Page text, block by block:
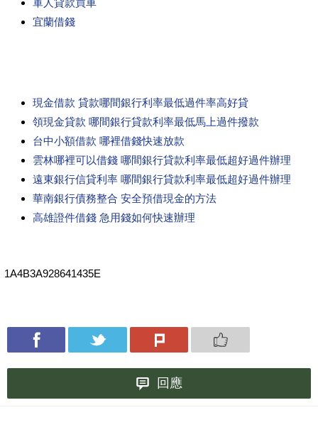
軍人貸款買車
宜蘭借錢
現金借款 貸款哪間銀行利率最低過件率高好貸
領現金貸款 哪間銀行貸款利率最低馬上過件撥款
台中小額借款 哪裡借錢快速放款
雲林哪裡可以借錢 哪間銀行貸款利率最低超好過件辦理
遠東銀行信貸利率 哪間銀行貸款利率最低超好過件辦理
華南銀行債務整合 安全預借現金的方法
高雄證件借錢 急用錢如何快速辦理
1A4B3A928641435E
回應